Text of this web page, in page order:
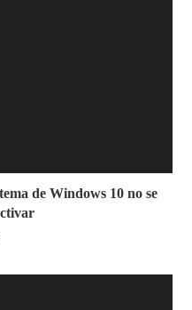
de Windows 10 no se